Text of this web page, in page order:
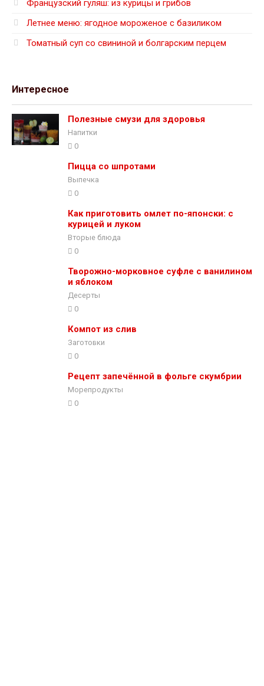
Французский гуляш: из курицы и грибов
Летнее меню: ягодное мороженое с базиликом
Томатный суп со свининой и болгарским перцем
Интересное
Полезные смузи для здоровья
Напитки
0
Пицца со шпротами
Выпечка
0
Как приготовить омлет по-японски: с
курицей и луком
Вторые блюда
0
Творожно-морковное суфле с ванилином
и яблоком
Десерты
0
Компот из слив
Заготовки
0
Рецепт запечённой в фольге скумбрии
Морепродукты
0